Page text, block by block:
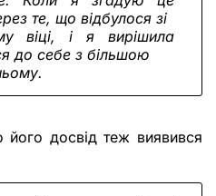
те, що відбулося зі
віці, і я вирішила
до себе з більшою
досвід теж виявився